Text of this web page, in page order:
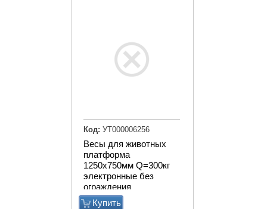
Весы для животных
платформа
1250х750мм Q=300кг
электронные без
ограждения
Купить
Код: УТ000006256